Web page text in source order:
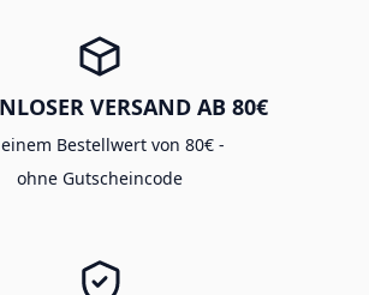
VERSAND AB 80€
Bestellwert von 80€ -
ohne Gutscheincode